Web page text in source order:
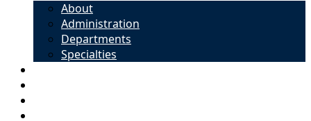
About
Administration
Departments
Specialties